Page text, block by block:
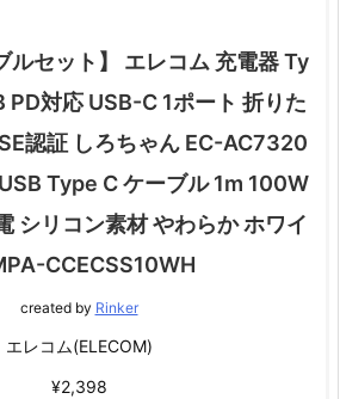
ルセット】 エレコム 充電器 Ty
対応 USB-C 1ポート 折りた
認証 しろちゃん EC-AC7320
Type C ケーブル 1m 100W
シリコン素材 やわらか ホワイ
CCECSS10WH
created by Rinker
エレコム(ELECOM)
¥2,398